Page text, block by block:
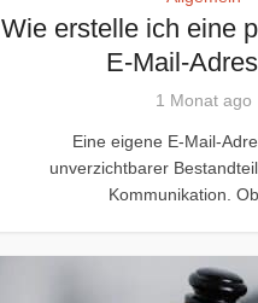
Wie erstelle ich eine
E-Mail-
1 Monat ago
Eine eigene E-Mail-
unverzichtbarer
Kommunikation. Ob